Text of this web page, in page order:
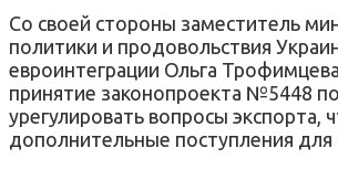
Со своей стороны заместитель
политики и продовольствия
евроинтеграции Ольга
принятие законопроекта №5448
урегулировать вопросы экспорта,
дополнительные поступления для